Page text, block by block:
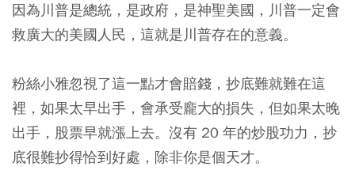
因為川普是總統，是政府，是神聖美國，川普一定會
救廣大的美國人民，這就是川普存在的意義。
粉絲小雅忽視了這一點才會賠錢， 抄底難就難在這
裡，如果太早出手，會承受龐大的損失，但如果太晚
出手，股票早就漲上去。 沒有 20 年的炒股功力，抄
底很難抄得恰到好處，除非你是個天才。